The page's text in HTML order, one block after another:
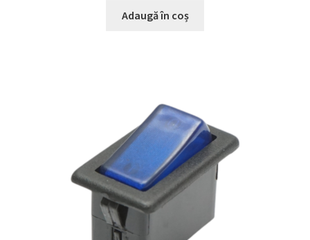
Adaugă în coș